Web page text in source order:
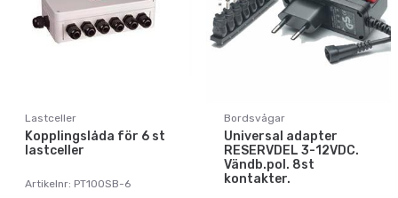
Lastceller
Kopplingslåda för 6 st
lastceller
Artikelnr: PT100SB-6
Bordsvågar
Universal adapter
RESERVDEL 3-12VDC.
Vändb.pol. 8st
kontakter.